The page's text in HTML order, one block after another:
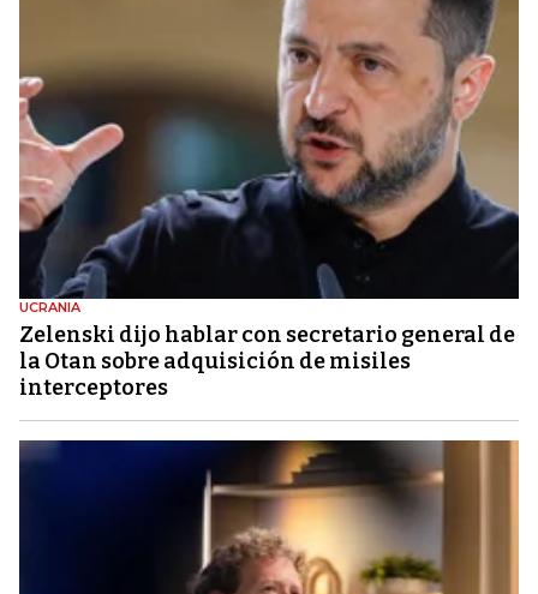
UCRANIA
Zelenski dijo hablar con secretario general de
la Otan sobre adquisición de misiles
interceptores